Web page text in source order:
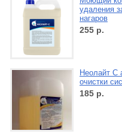
удаления
нагаров
255 р.
Неолайт С
очистки
185 р.